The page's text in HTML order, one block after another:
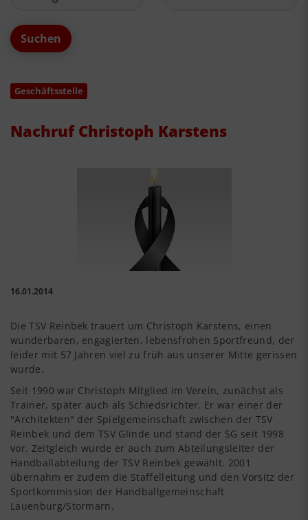
Geschäftsstelle
Nachruf Christoph Karstens
16.01.2014
Die TSV Reinbek trauert um Christoph Karstens, einen
wunderbaren, engagierten, lebensfrohen Sportfreund, der
leider mit 57 Jahren viel zu früh aus unserer Mitte gerissen
wurde.
Seit 1990 war Christoph Mitglied im Verein, zunächst als
Trainer, später auch als Schiedsrichter. Er war einer der
"Architekten" der Spielgemeinschaft zwischen der TSV
Reinbek und dem TSV Glinde und stand der SG seit 1998
vor. Zeitgleich wurde er auch zum Abteilungsleiter der
Handballabteilung der TSV Reinbek gewählt. 2001
übernahm er zudem die Staffelleitung und den Vorsitz der
Sportkommission der Handballgemeinschaft
Lauenburg/Stormarn.